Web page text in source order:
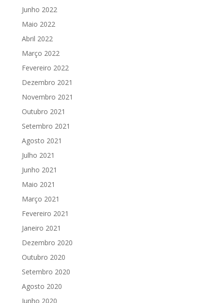
Junho 2022
Maio 2022
Abril 2022
Março 2022
Fevereiro 2022
Dezembro 2021
Novembro 2021
Outubro 2021
Setembro 2021
Agosto 2021
Julho 2021
Junho 2021
Maio 2021
Março 2021
Fevereiro 2021
Janeiro 2021
Dezembro 2020
Outubro 2020
Setembro 2020
Agosto 2020
Junho 2020